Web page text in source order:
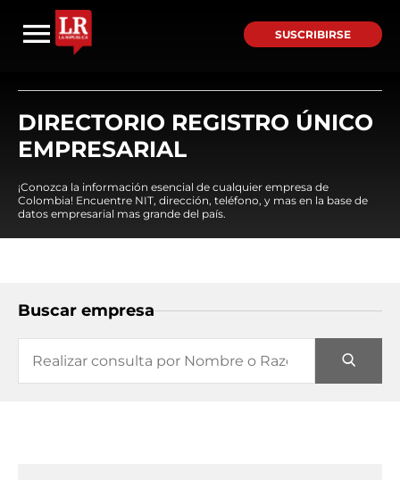
SUSCRIBIRSE
DIRECTORIO REGISTRO ÚNICO
EMPRESARIAL
¡Conozca la información esencial de cualquier empresa de
Colombia! Encuentre NIT, dirección, teléfono, y mas en la base de
datos empresarial mas grande del país.
Buscar empresa